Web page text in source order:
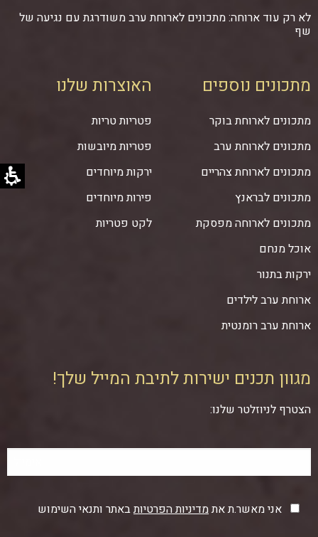
לא רק עוד ארוחה: מתכונים לארוחת ערב משודרגת עם נגיעה של
שף
מתכונים נוספים
מתכונים לארוחת בוקר
מתכונים לארוחת ערב
מתכונים לארוחת צהריים
מתכונים לבראנץ
מתכונים לארוחה מפסקת
אוכל מנחם
ירקות בתנור
ארוחת ערב לילדים
ארוחת ערב רומנטית
האוצרות שלנו
פטריות טריות
פטריות מיובשות
ירקות מיוחדים
פירות מיוחדים
לקט פטריות
מגוון תכנים ישירות לתיבת המייל שלך!
הצטרף לניוזלטר שלנו:
אני מאשר.ת אתמדיניות הפרטיותבאתר ותנאי השימוש